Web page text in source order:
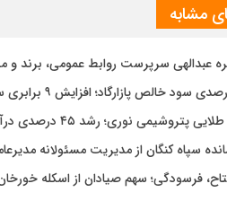
مشابه
عبدالهی سرپرست روابط عمومی، برند و
نوری؛ رشد ۴۵ درصدی درآمد و رکوردشکنی در تولید و سودآوری
سپاه کنگان از مدیریت مسئولانه
فرسودگی؛ سهم صیادان از اسکله